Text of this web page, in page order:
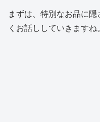
まずは、特別なお品に
くお話ししていきますね